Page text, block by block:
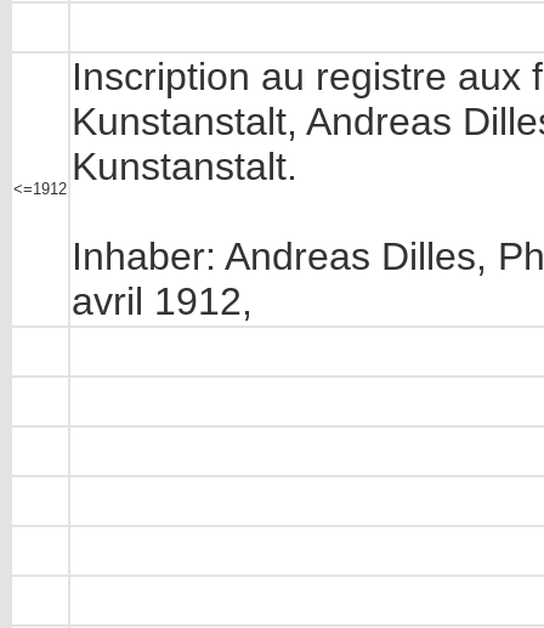
<=1912
Inscription au registre aux
Kunstanstalt, Andreas
Kunstanstalt.
Inhaber: Andreas Dilles,
avril 1912,